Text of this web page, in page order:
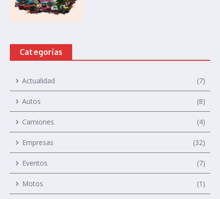
Categorías
Actualidad (7)
Autos (8)
Camiones (4)
Empresas (32)
Eventos (7)
Motos (1)